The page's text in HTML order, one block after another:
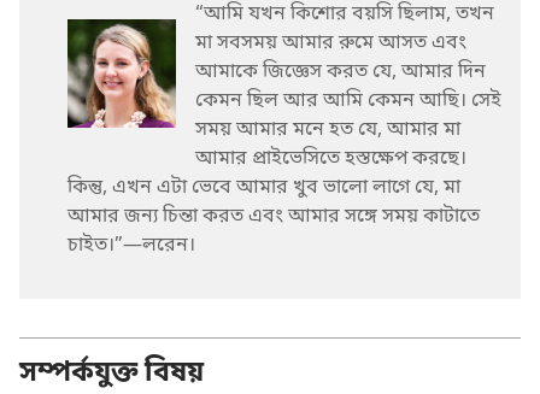
“আমি যখন কিশোর বয়সি ছিলাম, তখন
মা সবসময় আমার রুমে আসত এবং
আমাকে জিজ্ঞেস করত যে, আমার দিন
কেমন ছিল আর আমি কেমন আছি। সেই
সময় আমার মনে হত যে, আমার মা
আমার প্রাইভেসিতে হস্তক্ষেপ করছে।
কিন্তু, এখন এটা ভেবে আমার খুব ভালো লাগে যে, মা
আমার জন্য চিন্তা করত এবং আমার সঙ্গে সময় কাটাতে
চাইত।”—লরেন।
সম্পর্কযুক্ত বিষয়